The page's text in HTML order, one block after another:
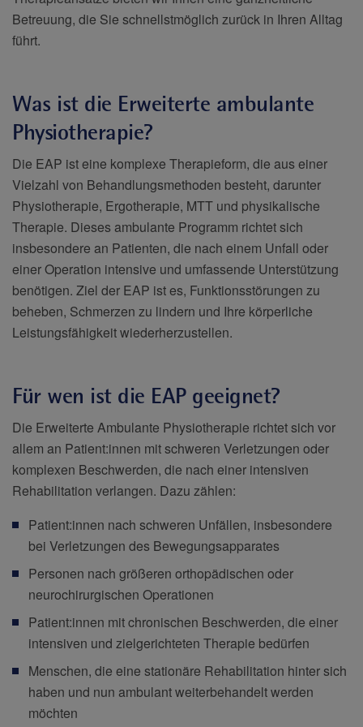
Betreuung, die Sie schnellstmöglich zurück in Ihren Alltag
führt.
Was ist die Erweiterte ambulante
Physiotherapie?
Die EAP ist eine komplexe Therapieform, die aus einer
Vielzahl von Behandlungsmethoden besteht, darunter
Physiotherapie, Ergotherapie, MTT und physikalische
Therapie. Dieses ambulante Programm richtet sich
insbesondere an Patienten, die nach einem Unfall oder
einer Operation intensive und umfassende Unterstützung
benötigen. Ziel der EAP ist es, Funktionsstörungen zu
beheben, Schmerzen zu lindern und Ihre körperliche
Leistungsfähigkeit wiederherzustellen.
Für wen ist die EAP geeignet?
Die Erweiterte Ambulante Physiotherapie richtet sich vor
allem an Patient:innen mit schweren Verletzungen oder
komplexen Beschwerden, die nach einer intensiven
Rehabilitation verlangen. Dazu zählen:
Patient:innen nach schweren Unfällen, insbesondere
bei Verletzungen des Bewegungsapparates
Personen nach größeren orthopädischen oder
neurochirurgischen Operationen
Patient:innen mit chronischen Beschwerden, die einer
intensiven und zielgerichteten Therapie bedürfen
Menschen, die eine stationäre Rehabilitation hinter sich
haben und nun ambulant weiterbehandelt werden
möchten